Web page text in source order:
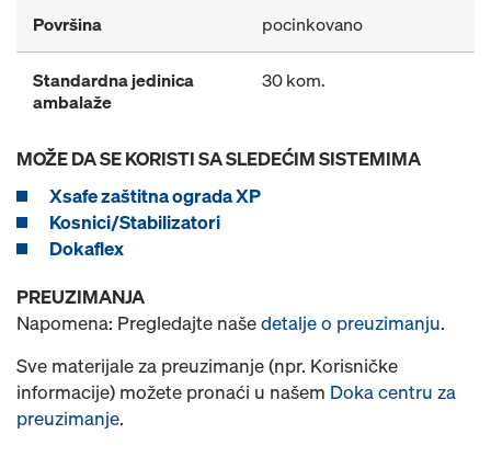
Površina pocinkovano
Standardna jedinica
ambalaže
30 kom.
MOŽE DA SE KORISTI SA SLEDEĆIM SISTEMIMA
Xsafe zaštitna ograda XP
Kosnici/Stabilizatori
Dokaflex
PREUZIMANJA
Napomena: Pregledajte našedetalje o preuzimanju.
Sve materijale za preuzimanje (npr. Korisničke
informacije) možete pronaći u našem Doka centru za
preuzimanje.